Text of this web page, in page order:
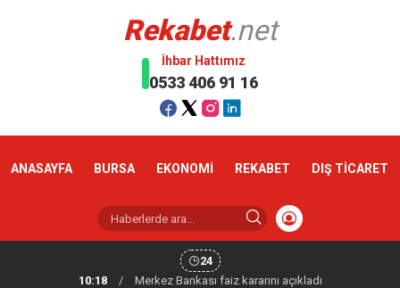
Rekabet.net
İhbar Hattımız
0533 406 91 16
ANASAYFA BURSA EKONOMİ REKABET DIŞ TİCARET
24
10:18
/ Merkez Bankası faiz kararını açıkladı